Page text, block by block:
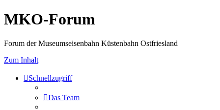
MKO-Forum
Forum der Museumseisenbahn Küstenbahn Ostfriesland
Zum Inhalt
Schnellzugriff
Das Team